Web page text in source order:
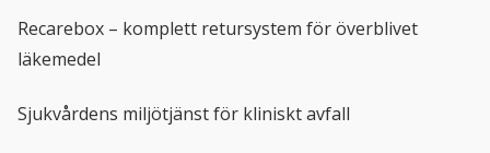
Recarebox – komplett retursystem för överblivet
läkemedel
Sjukvårdens miljötjänst för kliniskt avfall